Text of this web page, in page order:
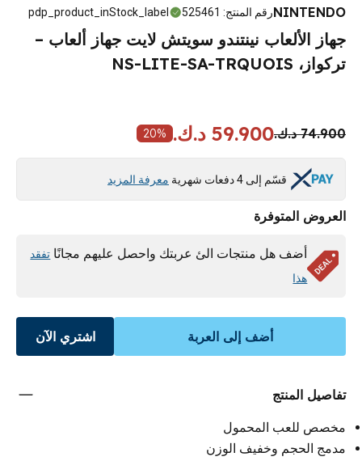
NINTENDOرقم المنتج:
525461
pdp_product_inStock_label
جهاز الألعاب نينتندو سويتش لايت جهاز ألعاب –
تركواز، NS-LITE-SA-TRQUOIS
74.900 د.ك. 59.900 د.ك. 20%
قسّم إلى 4 دفعات شهرية معرفة المزيد
العروض المتوفرة
أضف هل منتجات الئ عربتك واحصل عليهم مجانًا تفقد
هذا
أضف إلى العربة اشتري الآن
تفاصيل المنتج
مخصص للعب المحمول
مدمج الحجم وخفيف الوزن